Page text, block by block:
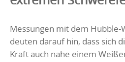
Messungen mit dem
deuten darauf hin, dass sich
Kraft auch nahe einem